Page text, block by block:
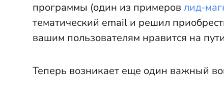
программы (один из примеров лид-
тематический email и решил
вашим пользователям нравится на
Теперь возникает еще один важный